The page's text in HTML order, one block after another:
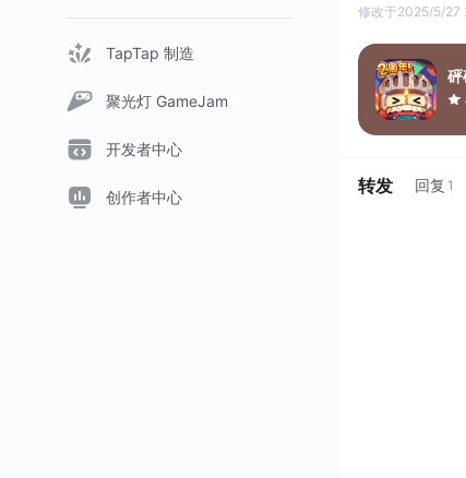
TapTap 制造
聚光灯 GameJam
开发者中心
创作者中心
修改于2025/5/27
砰
转发 回复 1